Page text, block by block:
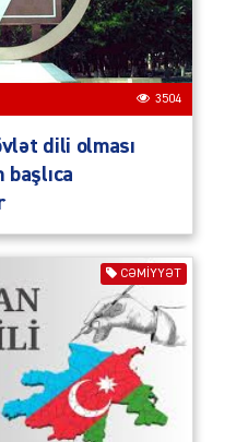
3504
dili olması
CƏMIYYƏT